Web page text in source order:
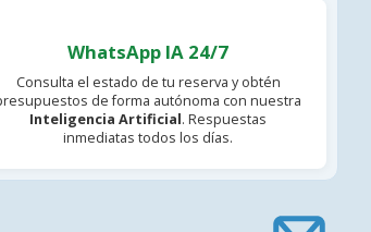
WhatsApp IA 24/7
Consulta el estado de tu reserva y obtén
de forma autónoma con nuestra
Inteligencia Artificial. Respuestas
inmediatas todos los días.